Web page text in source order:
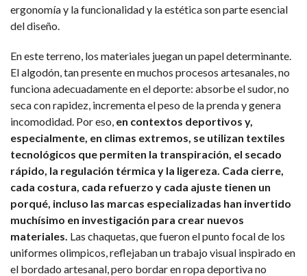
ergonomía y la funcionalidad y la estética son parte esencial
del diseño.
En este terreno, los materiales juegan un papel determinante.
El algodón, tan presente en muchos procesos artesanales, no
funciona adecuadamente en el deporte: absorbe el sudor, no
seca con rapidez, incrementa el peso de la prenda y genera
incomodidad. Por eso, en contextos deportivos y,
especialmente, en climas extremos, se utilizan textiles
tecnológicos que permiten la transpiración, el secado
rápido, la regulación térmica y la ligereza. Cada cierre,
cada costura, cada refuerzo y cada ajuste tienen un
porqué, incluso las marcas especializadas han invertido
muchísimo en investigación para crear nuevos
materiales. Las chaquetas, que fueron el punto focal de los
uniformes olimpicos, reflejaban un trabajo visual inspirado en
el bordado artesanal, pero bordar en ropa deportiva no